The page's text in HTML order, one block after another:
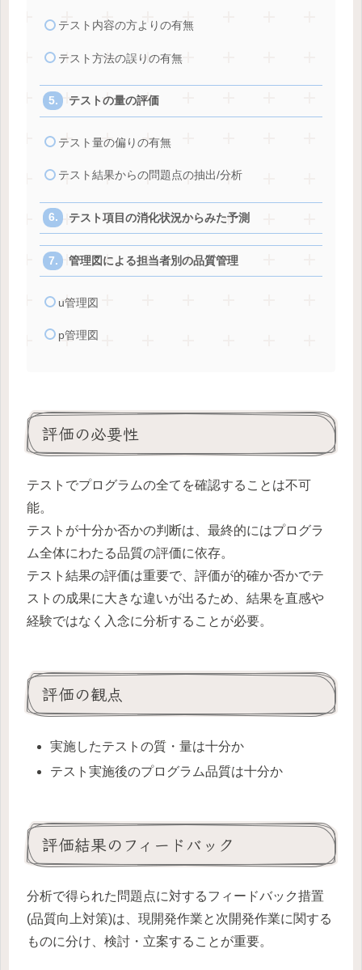
テスト内容の方よりの有無
テスト方法の誤りの有無
テストの量の評価
テスト量の偏りの有無
テスト結果からの問題点の抽出/分析
テスト項目の消化状況からみた予測
管理図による担当者別の品質管理
u管理図
p管理図
評価の必要性
テストでプログラムの全てを確認することは不可
能。
テストが十分か否かの判断は、最終的にはプログラ
ム全体にわたる品質の評価に依存。
テスト結果の評価は重要で、評価が的確か否かでテ
ストの成果に大きな違いが出るため、結果を直感や
経験ではなく入念に分析することが必要。
評価の観点
実施したテストの質・量は十分か
テスト実施後のプログラム品質は十分か
評価結果のフィードバック
分析で得られた問題点に対するフィードバック措置
(品質向上対策)は、現開発作業と次開発作業に関する
ものに分け、検討・立案することが重要。